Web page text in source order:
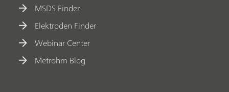
MSDS Finder
Elektroden Finder
Webinar Center
Metrohm Blog